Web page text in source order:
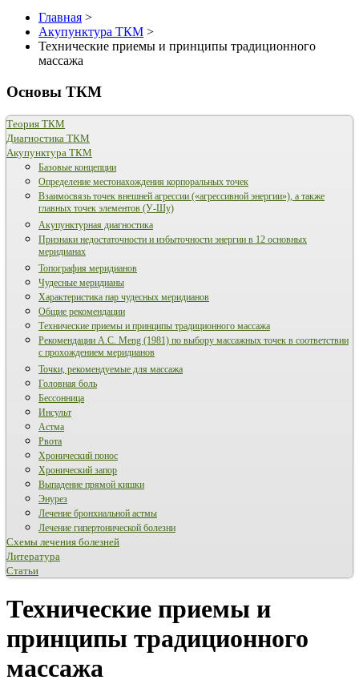
Главная >
Акупунктура ТКМ >
Технические приемы и принципы традиционного
массажа
Основы ТКМ
Теория ТКМ
Диагностика ТКМ
Акупунктура ТКМ
Базовые концепции
Определение местонахождения корпоральных точек
Взаимосвязь точек внешней агрессии («агрессивной энергии»), а также
главных точек элементов (У-Шу)
Акупунктурная диагностика
Признаки недостаточности и избыточности энергии в 12 основных
меридианах
Топография меридианов
Чудесные меридианы
Характеристика пар чудесных меридианов
Общие рекомендации
Технические приемы и принципы традиционного массажа
Рекомендации А.С. Meng (1981) по выбору массажных точек в соответствии
с прохождением меридианов
Точки, рекомендуемые для массажа
Головная боль
Бессонница
Инсульт
Астма
Рвота
Хронический понос
Хронический запор
Выпадение прямой кишки
Энурез
Лечение бронхиальной астмы
Лечение гипертонической болезни
Схемы лечения болезней
Литература
Статьи
Технические приемы и
принципы традиционного
массажа